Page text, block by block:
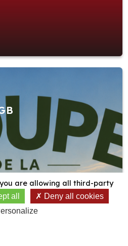
you are allowing all third-party
all
Deny all cookies